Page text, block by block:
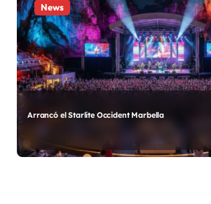
News
Arrancó el Starlite Occident Marbella